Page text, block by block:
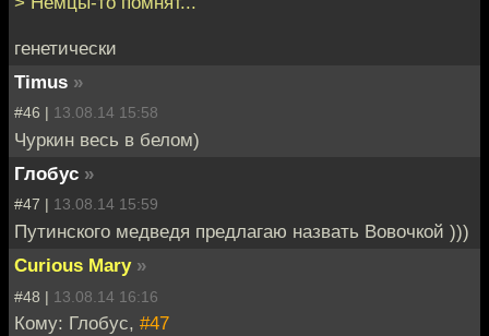
генетически
Timus »
#46 | 13.08.14 15:58
Чуркин весь в белом)
Глобус »
#47 | 13.08.14 15:59
Путинского медведя предлагаю назвать Вовочкой )))
Curious Mary »
#48 | 13.08.14 16:16
Кому: Глобус, #47